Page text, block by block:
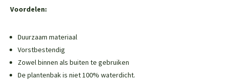
Voordelen:
Duurzaam materiaal
Vorstbestendig
Zowel binnen als buiten te gebruiken
De plantenbak is niet 100% waterdicht.